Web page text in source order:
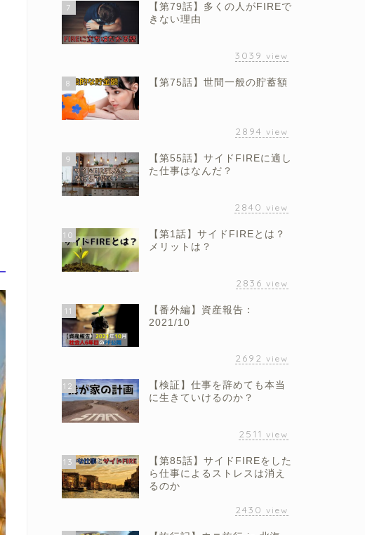
7
【第79話】多くの人がFIREで
きない理由
3039 view
8 【第75話】世間一般の貯蓄額
2894 view
9
【第55話】サイドFIREに適し
た仕事はなんだ？
2840 view
10
【第1話】サイドFIREとは？
メリットは？
2836 view
11
【番外編】資産報告：
2021/10
2692 view
12
【検証】仕事を辞めても本当
に生きていけるのか？
2511 view
13
【第85話】サイドFIREをした
ら仕事によるストレスは消え
るのか
2430 view